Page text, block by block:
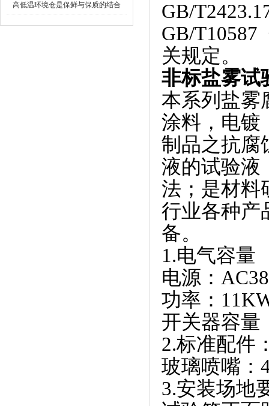
高低温环境仓是保鲜与保质的结合
GB/
GB/T10587
关规定。
非标盐雾试
本系列盐雾
涂料，电
制品之抗腐
液的试验液
法；是材料研
行业各种产
备。
1.电气容量
电源：
功率：
开关器容量
2.标准配件
玻璃喷嘴：
3.安装场地